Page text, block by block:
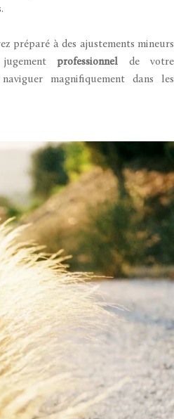
préparé à des ajustements mineurs
professionnel de votre
magnifiquement dans les